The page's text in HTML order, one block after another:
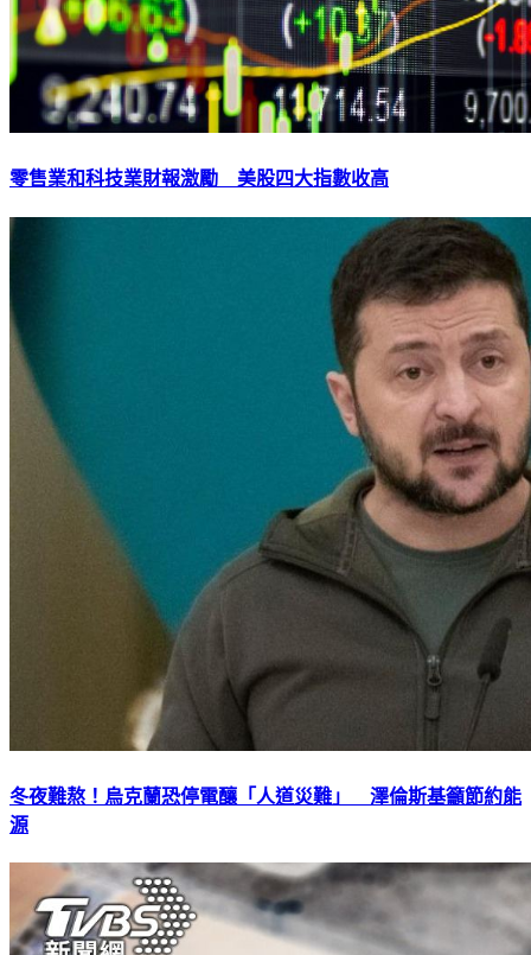
零售業和科技業財報激勵 美股四大指數收高
冬夜難熬！烏克蘭恐停電釀「人道災難」 澤倫斯基籲節約能
源